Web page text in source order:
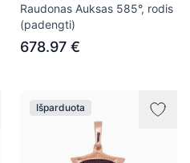
Raudonas Auksas 585°, rodis
(padengti)
678.97 €
Išparduota